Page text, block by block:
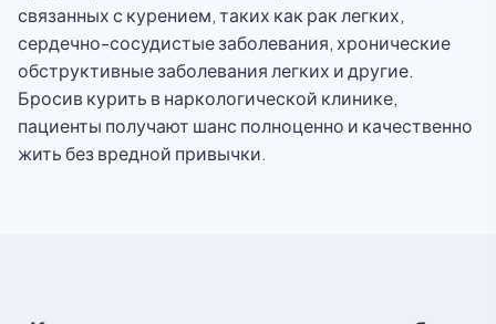
связанных с курением, таких как рак легких,
сердечно-сосудистые заболевания, хронические
обструктивные заболевания легких и другие.
Бросив курить в наркологической клинике,
пациенты получают шанс полноценно и качественно
жить без вредной привычки.